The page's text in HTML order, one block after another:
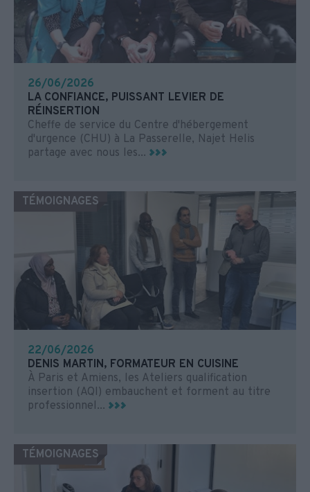
26/06/2026
LA CONFIANCE, PUISSANT LEVIER DE
RÉINSERTION
Cheffe de service du Centre d'hébergement
d'urgence (CHU) à La Passerelle, Najet Helis
partage avec nous les...
TÉMOIGNAGES
22/06/2026
DENIS MARTIN, FORMATEUR EN CUISINE
À Paris et Amiens, les Ateliers qualification
insertion (AQI) embauchent et forment au titre
professionnel...
TÉMOIGNAGES